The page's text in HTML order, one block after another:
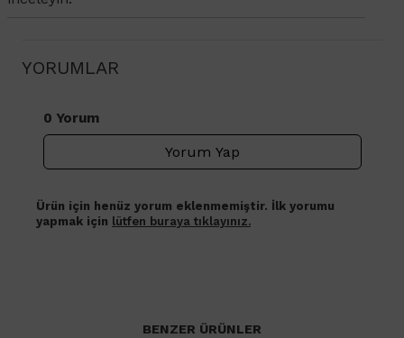
YORUMLAR
0 Yorum
Yorum Yap
Ürün için henüz yorum eklenmemiştir. İlk yorumu
yapmak için lütfen buraya tıklayınız.
BENZER ÜRÜNLER